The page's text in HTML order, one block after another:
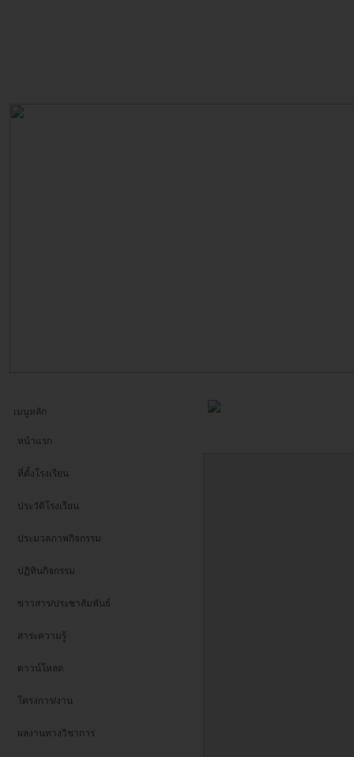
เมนูหลัก
หน้าแรก
ที่ตั้งโรงเรียน
ประวัติโรงเรียน
ประมวลภาพกิจกรรม
ปฏิทินกิจกรรม
ข่าวสาร/ประชาสัมพันธ์
สาระความรู้
ดาวน์โหลด
โครงการ/งาน
ผลงานทางวิชาการ